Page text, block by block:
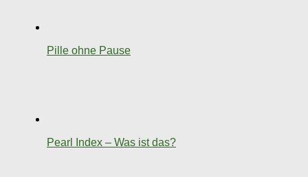
Pille ohne Pause
Pearl Index – Was ist das?